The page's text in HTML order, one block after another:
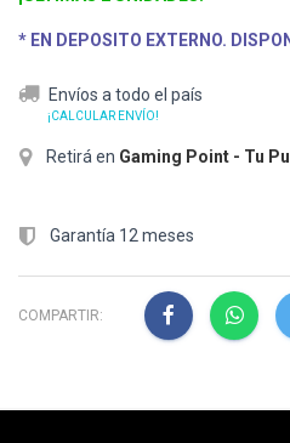
* EN DEPOSITO EXTERNO.
Envíos a todo el país
¡CALCULAR ENVÍO!
Retirá en Gaming Point - Tu
Garantía 12 meses
COMPARTIR: